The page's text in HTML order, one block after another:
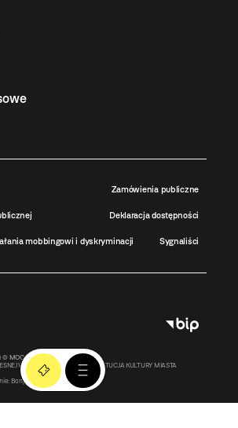
Zamówienia publiczne
Deklaracja dostępności
mobbingowi i dyskryminacji Sygnaliści
© MOCAK2011-2026
W KRAKOWIE MOCAK – INSTYTUCJA KULTURY MIASTA
Bonjour.pl